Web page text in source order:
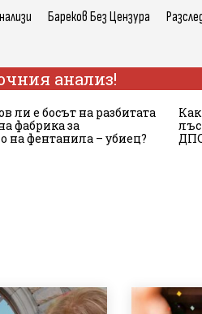
Бареков Без Цензура
анализ!
ли е босът на разбитата
фабрика за
на фентанила – убиец?